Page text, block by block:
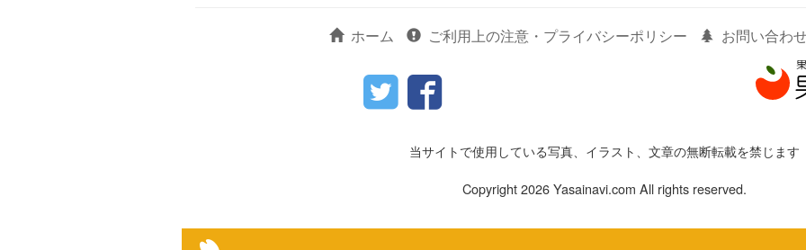
ホーム ご利用上の注意・プライバシーポリシー お問い合わ
当サイトで使用している写真、イラスト、文章の無断転載を禁じます
Copyright 2026 Yasainavi.com All rights reserved.